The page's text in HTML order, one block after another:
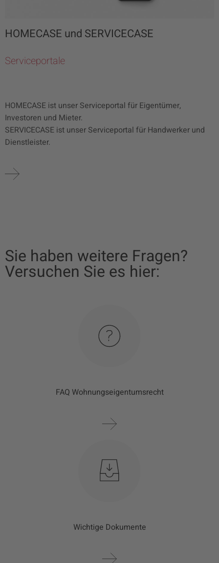
HOMECASE und SERVICECASE
Serviceportale
HOMECASE ist unser Serviceportal für Eigentümer,
Investoren und Mieter.
SERVICECASE ist unser Serviceportal für Handwerker und
Dienstleister.
Sie haben weitere Fragen?
Versuchen Sie es hier:
FAQ Wohnungseigentumsrecht
Wichtige Dokumente